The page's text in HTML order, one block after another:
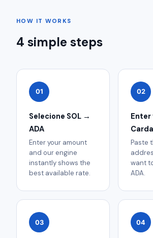
HOW IT WORKS
4 simple steps
01
Selecione SOL →
ADA
Enter your amount
and our engine
instantly shows the
best available rate.
02
Enter
Paste
want
ADA.
03 04